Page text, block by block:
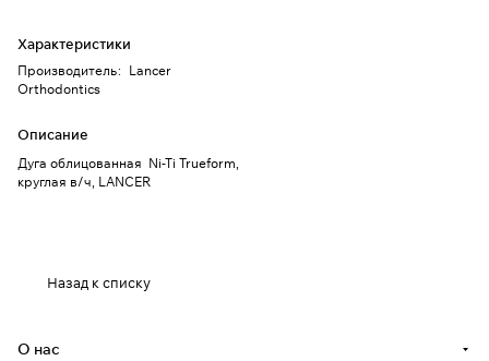
Характеристики
Производитель: Lancer
Orthodontics
Описание
Дуга облицованная Ni-Ti Trueform,
круглая в/ч, LANCER
Назад к списку
О нас